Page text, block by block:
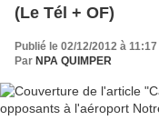
(Le Tél + OF)
Publié le 02/12/2012 à 11:17
Par NPA QUIMPER